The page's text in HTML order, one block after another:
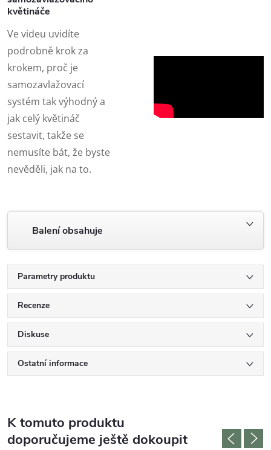
květináče
Ve videu uvidíte
podrobně krok za
krokem, proč je
samozavlažovací
systém tak výhodný a
jak celý květináč
sestavit, takže se
nemusíte bát, že byste
nevěděli, jak na to.
Balení obsahuje
Parametry produktu
Recenze
Diskuse
Ostatní informace
K tomuto produktu
doporučujeme ještě dokoupit